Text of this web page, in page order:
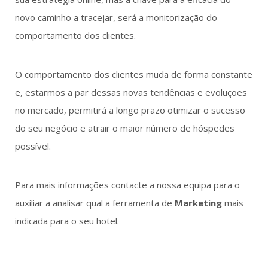
novo caminho a tracejar, será a monitorização do
comportamento dos clientes.
O comportamento dos clientes muda de forma constante
e, estarmos a par dessas novas tendências e evoluções
no mercado, permitirá a longo prazo otimizar o sucesso
do seu negócio e atrair o maior número de hóspedes
possível.
Para mais informações contacte a nossa equipa para o
auxiliar a analisar qual a ferramenta de Marketing mais
indicada para o seu hotel.